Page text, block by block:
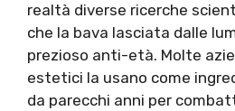
realtà diverse ricerche
che la bava lasciata dalle
prezioso anti-età. Molte
estetici la usano come
da parecchi anni per